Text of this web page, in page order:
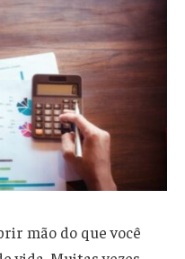
mão do que você